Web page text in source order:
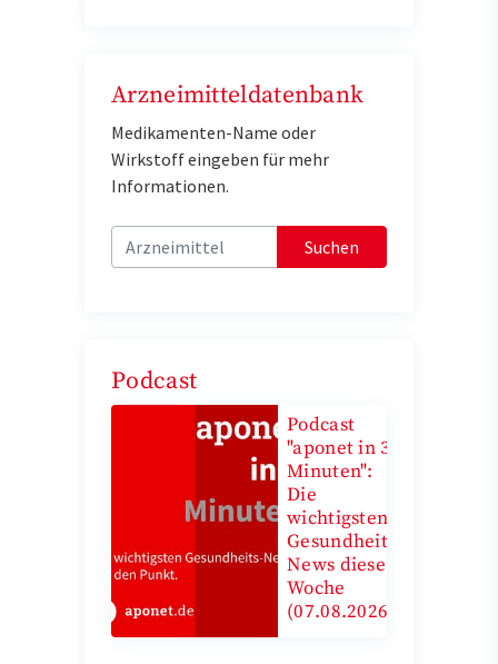
Arzneimitteldatenbank
Medikamenten-Name oder
Wirkstoff eingeben für mehr
Informationen.
Suchen
Podcast
Podcast
"aponet in 3
Minuten":
Die
wichtigsten
Gesundheits-
News diese
Woche
(07.08.2026)